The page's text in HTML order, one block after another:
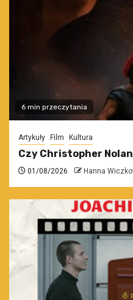
6 min przeczytania
Artykuły Film Kultura
Czy Christopher Nolan
01/08/2026 Hanna